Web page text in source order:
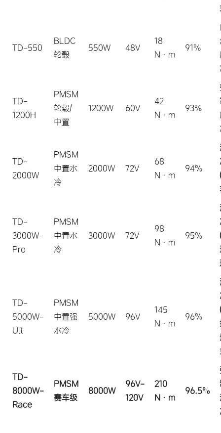
TD-550
BLDC
轮毂
550W 48V
18
N·m
91%
TD-
1200H
PMSM
轮毂/
中置
1200W 60V
42
N·m
93%
TD-
2000W
PMSM
中置水
冷
2000W 72V
68
N·m
94%
TD-
3000W-
Pro
PMSM
中置水
冷
3000W 72V
98
N·m
95%
TD-
5000W-
Ult
PMSM
中置强
水冷
5000W 96V
145
N·m
96%
TD-
8000W-
Race
PMSM
赛车级
8000W
96V-
120V
210
N·m
96.5%